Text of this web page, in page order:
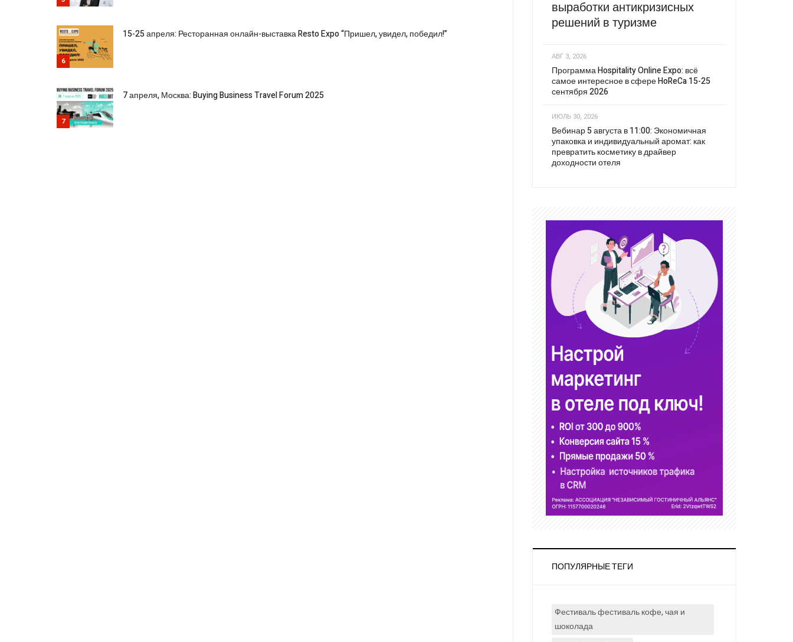
6
15-25 апреля: Ресторанная онлайн-выставка Resto Expo “Пришел, увидел, победил!”
7
7 апреля, Москва: Buying Business Travel Forum 2025
выработки антикризисных
решений в туризме
АВГ 3, 2026
Программа Hospitality Online Expo: всё
самое интересное в сфере HoReCa 15-25
сентября 2026
ИЮЛЬ 30, 2026
Вебинар 5 августа в 11:00: Экономичная
упаковка и индивидуальный аромат: как
превратить косметику в драйвер
доходности отеля
ПОПУЛЯРНЫЕ ТЕГИ
Фестиваль фестиваль кофе, чая и
шоколада